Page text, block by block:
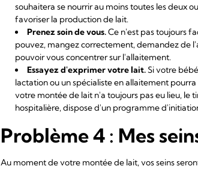
souhaitera se nourrir au moins toutes les deux
favoriser la production de lait.
Prenez soin de vous.Ce n'est pas toujours
pouvez, mangez correctement, demandez de
pouvoir vous concentrer sur l'allaitement.
Essayez d'exprimer votre lait.Si votre
lactation ou un spécialiste en allaitement
votre montée de lait n'a toujours pas eu lieu, le
hospitalière, dispose d'un programme
Problème 4 : Mes
Au moment de votre montée de lait, vos seins